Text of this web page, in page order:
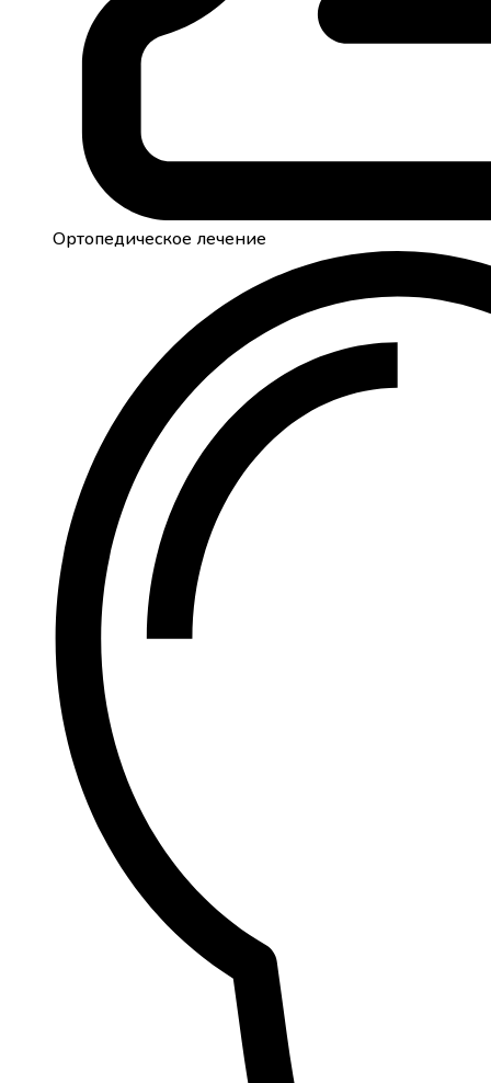
Ортопедическое лечение